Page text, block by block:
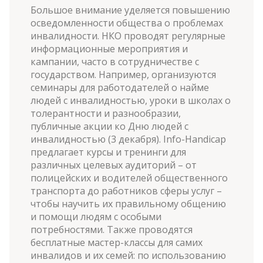
Большое внимание уделяется повышению
осведомленности общества о проблемах
инвалидности. НКО проводят регулярные
информационные мероприятия и
кампании, часто в сотрудничестве с
государством. Например, организуются
семинары для работодателей о найме
людей с инвалидностью, уроки в школах о
толерантности и разнообразии,
публичные акции ко Дню людей с
инвалидностью (3 декабря). Info-Handicap
предлагает курсы и тренинги для
различных целевых аудиторий – от
полицейских и водителей общественного
транспорта до работников сферы услуг –
чтобы научить их правильному общению
и помощи людям с особыми
потребностями. Также проводятся
бесплатные мастер-классы для самих
инвалидов и их семей: по использованию